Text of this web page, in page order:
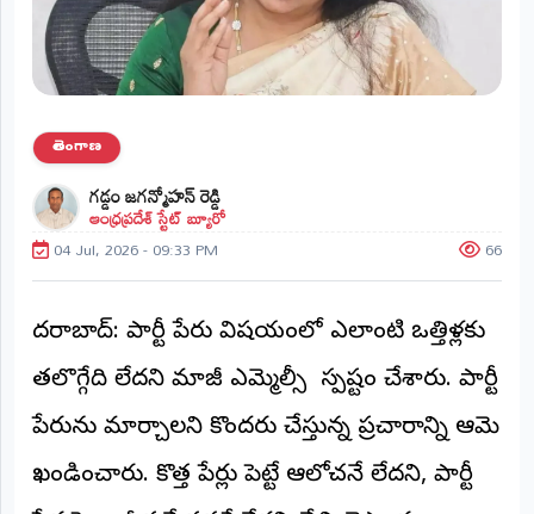
ప్రాంతీయ
వార్తలు
(STATE)
తెలంగాణ
ఆంధ్రప్రదేశ్
ప్రధాన
విభాగాలు
(MAIN)
భక్తి
క్రీడలు
జాతీయం
తెలంగాణ
గడ్డం జగన్మోహన్ రెడ్డి
ఆంధ్రప్రదేశ్ స్టేట్ బ్యూరో
04 Jul, 2026 - 09:33 PM 66
హైదరాబాద్: పార్టీ పేరు విషయంలో ఎలాంటి ఒత్తిళ్లకు
తలొగ్గేది లేదని మాజీ ఎమ్మెల్సీ స్పష్టం చేశారు. పార్టీ
పేరును మార్చాలని కొందరు చేస్తున్న ప్రచారాన్ని ఆమె
ఖండించారు. కొత్త పేర్లు పెట్టే ఆలోచనే లేదని, పార్టీ